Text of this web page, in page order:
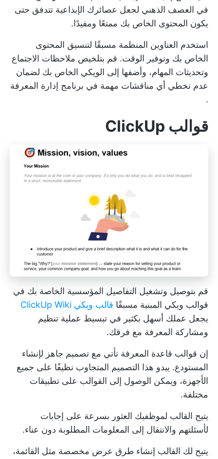
في العصف الذهني لجعل عصائرك الإبداعية تتدفق حتى
يكون المحتوى الخاص بك ممتعًا ومفيدًا.
استخدم العناوين المنظمة مسبقًا لتنسيق المحتوى
الخاص بك وتوفير الوقت. قم بتلخيص ملاحظات الاجتماع
وتحديثات المهام، وأضفها إلى الويكي الخاص بك لضمان
عدم تخطي أي مناقشات مهمة في برنامج إدارة المعرفة
.
قوالب ClickUp
قم بتوصيل وتشغيل التفاصيل المؤسسية الخاصة بك في
قوالب ويكي المبنية مسبقًا قالب ويكي ClickUp Wiki
يجعل عملك أسهل بكثير في تبسيط عملية تنظيم
ومشاركة المعرفة مع فرقك.
إن قوالب قاعدة المعرفة تأتي مع تصميم جاهز لإنشاء
المستودع. يبدو هذا التصميم المتجاوب نظيفًا على جميع
الأجهزة، ويمكن الوصول إلى القوالب على تطبيقات
مختلفة.
يتيح القالب لموظفيك العثور بسرعة على إجابات
لأسئلتهم والانتقال إلى المعلومات المطلوبة دون عناء.
يتيح لك القالب إنشاء طرق عرض مخصصة مثل القائمة،